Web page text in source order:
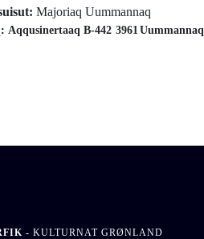
Majoriaq Uummannaq
Aqqusinertaaq B-442 3961Uummannaq
- KULTURNAT GRØNLAND